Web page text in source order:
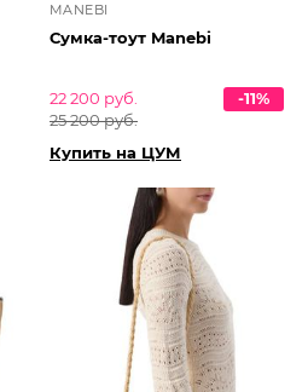
MANEBI
Сумка-тоут Manebi
22 200 руб.
25 200 руб.
-11%
Купить на ЦУМ